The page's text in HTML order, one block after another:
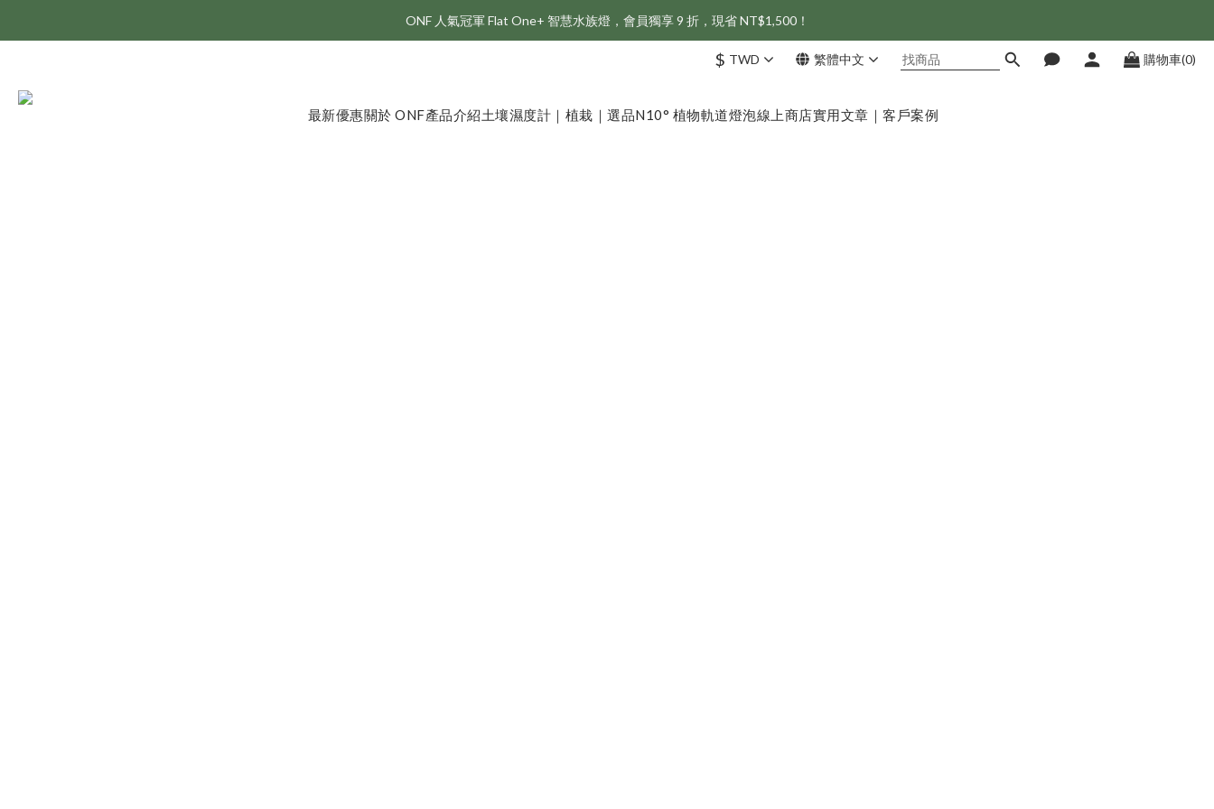
新會員享首購折 $100 優惠，立即點我註冊！！
ONF 人氣冠軍 Flat One+ 智慧水族燈，會員獨享 9 折，現省 NT$1,500！
新會員享首購折 $100 優惠，立即點我註冊！！
$ TWD 繁體中文 購物車(0)
最新優惠關於 ONF產品介紹土壤濕度計｜植栽｜選品N10° 植物軌道燈泡線上商店實用文章｜客戶案例